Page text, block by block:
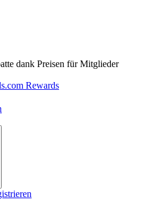
dank Preisen für Mitglieder
Rewards